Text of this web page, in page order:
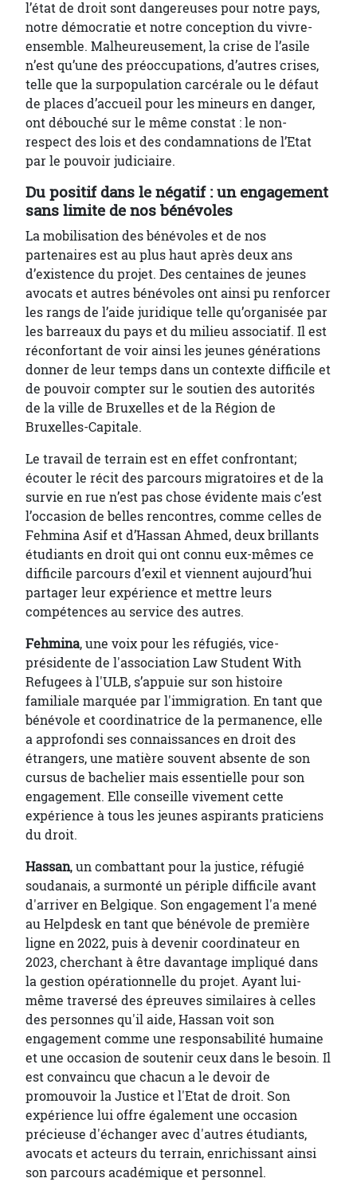
l’état de droit sont dangereuses pour notre pays,
notre démocratie et notre conception du vivre-
ensemble. Malheureusement, la crise de l’asile
n’est qu’une des préoccupations, d’autres crises,
telle que la surpopulation carcérale ou le défaut
de places d’accueil pour les mineurs en danger,
ont débouché sur le même constat : le non-
respect des lois et des condamnations de l’Etat
par le pouvoir judiciaire.
Du positif dans le négatif : un engagement
sans limite de nos bénévoles
La mobilisation des bénévoles et de nos
partenaires est au plus haut après deux ans
d’existence du projet. Des centaines de jeunes
avocats et autres bénévoles ont ainsi pu renforcer
les rangs de l’aide juridique telle qu’organisée par
les barreaux du pays et du milieu associatif. Il est
réconfortant de voir ainsi les jeunes générations
donner de leur temps dans un contexte difficile et
de pouvoir compter sur le soutien des autorités
de la ville de Bruxelles et de la Région de
Bruxelles-Capitale.
Le travail de terrain est en effet confrontant;
écouter le récit des parcours migratoires et de la
survie en rue n’est pas chose évidente mais c’est
l’occasion de belles rencontres, comme celles de
Fehmina Asif et d’Hassan Ahmed, deux brillants
étudiants en droit qui ont connu eux-mêmes ce
difficile parcours d’exil et viennent aujourd’hui
partager leur expérience et mettre leurs
compétences au service des autres.
Fehmina, une voix pour les réfugiés, vice-
présidente de l'association Law Student With
Refugees à l'ULB, s’appuie sur son histoire
familiale marquée par l'immigration. En tant que
bénévole et coordinatrice de la permanence, elle
a approfondi ses connaissances en droit des
étrangers, une matière souvent absente de son
cursus de bachelier mais essentielle pour son
engagement. Elle conseille vivement cette
expérience à tous les jeunes aspirants praticiens
du droit.
Hassan, un combattant pour la justice, réfugié
soudanais, a surmonté un périple difficile avant
d'arriver en Belgique. Son engagement l'a mené
au Helpdesk en tant que bénévole de première
ligne en 2022, puis à devenir coordinateur en
2023, cherchant à être davantage impliqué dans
la gestion opérationnelle du projet. Ayant lui-
même traversé des épreuves similaires à celles
des personnes qu'il aide, Hassan voit son
engagement comme une responsabilité humaine
et une occasion de soutenir ceux dans le besoin. Il
est convaincu que chacun a le devoir de
promouvoir la Justice et l'Etat de droit. Son
expérience lui offre également une occasion
précieuse d'échanger avec d'autres étudiants,
avocats et acteurs du terrain, enrichissant ainsi
son parcours académique et personnel.